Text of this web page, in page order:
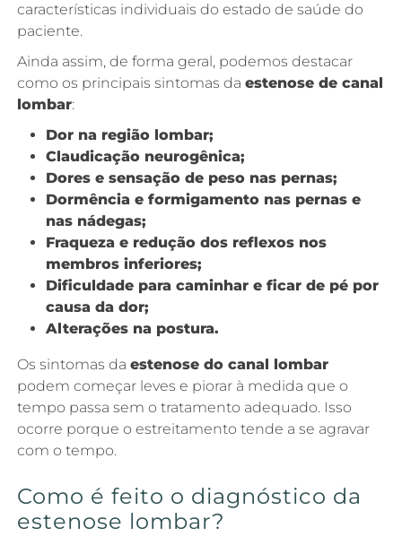
características individuais do estado de saúde do
paciente.
Ainda assim, de forma geral, podemos destacar
como os principais sintomas daestenose de canal
lombar:
Dor na região lombar;
Claudicação neurogênica;
Dores e sensação de peso nas pernas;
Dormência e formigamento nas pernas e
nas nádegas;
Fraqueza e redução dos reflexos nos
membros inferiores;
Dificuldade para caminhar e ficar de pé por
causa da dor;
Alterações na postura.
Os sintomas daestenose do canal lombar
podem começar leves e piorar à medida que o
tempo passa sem o tratamento adequado. Isso
ocorre porque o estreitamento tende a se agravar
com o tempo.
Como é feito o diagnóstico da
estenose lombar?